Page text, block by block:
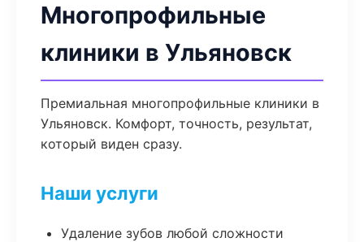
Многопрофильные
клиники в Ульяновск
Премиальная многопрофильные клиники в
Ульяновск. Комфорт, точность, результат,
который виден сразу.
Наши услуги
Удаление зубов любой сложности